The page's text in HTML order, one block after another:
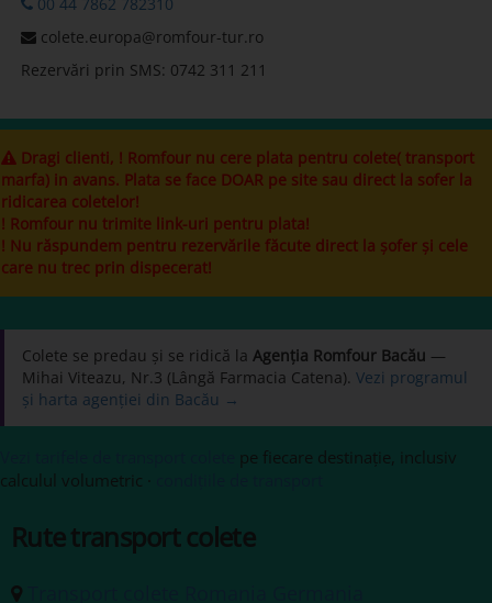
colete.europa@romfour-tur.ro
Rezervări prin SMS: 0742 311 211
Dragi clienti, ! Romfour nu cere plata pentru colete( transport
marfa) in avans. Plata se face DOAR pe site sau direct la sofer la
ridicarea coletelor!
! Romfour nu trimite link-uri pentru plata!
! Nu răspundem pentru rezervările făcute direct la șofer și cele
care nu trec prin dispecerat!
Colete se predau și se ridică la Agenția Romfour Bacău —
Mihai Viteazu, Nr.3 (Lângă Farmacia Catena). Vezi programul
și harta agenției din Bacău →
pe fiecare destinație, inclusiv
calculul volumetric ·
Rute transport colete